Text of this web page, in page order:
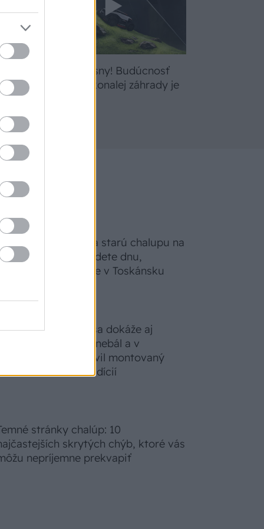
Žite svoje sny! Budúcnosť
údržby dokonalej záhrady je
Na Morave prerobila starú chalupu na
Keď vojdete dnu,
zabudnete, že nie ste v Toskánsku
motorovou pílou sa dokáže aj
podpísať. Slovák sa nebál a v
Čičmanoch si postavil montovaný
v duchu tradícií
stránky chalúp: 10
skrytých chýb, ktoré vás
nepríjemne prekvapiť